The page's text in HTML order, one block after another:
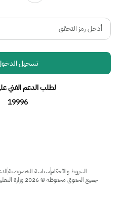
تسجيل
لطلب الدعم الفني
19996
جميع الحقوق محفوظة©
2026 وزارة
الشروط والآحكامسياسة الخصوصية